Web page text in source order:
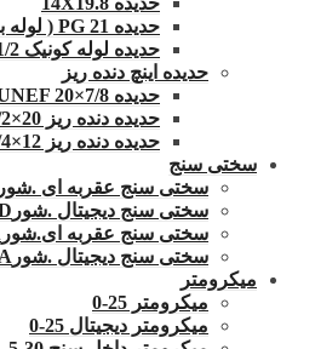
حدیده 21 PG ( لوله برق )
حدیده لوله کونیک 1/2-1 BSPT
حدیده اینچ دنده ریز
حدیده UNEF 20×7/8
حدیده دنده ریز 20×1/2
حدیده دنده ریز 12×1/4-1 UNF
سختی سنج
سختی سنج عقربه ای .شور D
سختی سنج دیجیتال .شورD
سختی سنج عقربه ای.شورA
سختی سنج دیجیتال .شورA
میکرومتر
میکرومتر 25-0
میکرومتر دیجیتال 25-0